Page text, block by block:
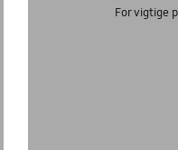
For vigtige